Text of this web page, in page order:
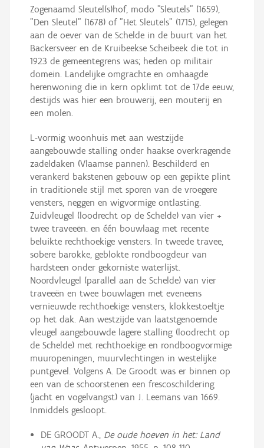
Zogenaamd Sleutel(s)hof, modo "Sleutels" (1659),
"Den Sleutel" (1678) of "Het Sleutels" (1715), gelegen
aan de oever van de Schelde in de buurt van het
Backersveer en de Kruibeekse Scheibeek die tot in
1923 de gemeentegrens was; heden op militair
domein. Landelijke omgrachte en omhaagde
herenwoning die in kern opklimt tot de 17de eeuw,
destijds was hier een brouwerij, een mouterij en
een molen.
L-vormig woonhuis met aan westzijde
aangebouwde stalling onder haakse overkragende
zadeldaken (Vlaamse pannen). Beschilderd en
verankerd bakstenen gebouw op een gepikte plint
in traditionele stijl met sporen van de vroegere
vensters, neggen en wigvormige ontlasting.
Zuidvleugel (loodrecht op de Schelde) van vier +
twee traveeën. en één bouwlaag met recente
beluikte rechthoekige vensters. In tweede travee,
sobere barokke, geblokte rondboogdeur van
hardsteen onder gekorniste waterlijst.
Noordvleugel (parallel aan de Schelde) van vier
traveeën en twee bouwlagen met eveneens
vernieuwde rechthoekige vensters, klokkestoeltje
op het dak. Aan westzijde van laatstgenoemde
vleugel aangebouwde lagere stalling (loodrecht op
de Schelde) met rechthoekige en rondboogvormige
muuropeningen, muurvlechtingen in westelijke
puntgevel. Volgens A. De Groodt was er binnen op
een van de schoorstenen een frescoschildering
(jacht en vogelvangst) van J. Leemans van 1669.
Inmiddels gesloopt.
DE GROODT A., De oude hoeven in het: Land